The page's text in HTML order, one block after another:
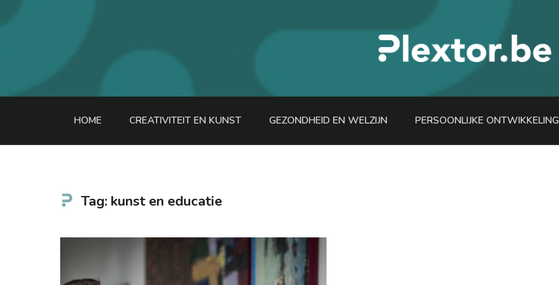
HOME CREATIVITEIT EN KUNST GEZONDHEID EN WELZIJN PERSOONLIJKE ONTWIKKELING
Tag: kunst en educatie